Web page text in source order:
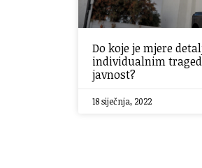
Do koje je mjere
individualnim
javnost?
18 siječnja, 2022